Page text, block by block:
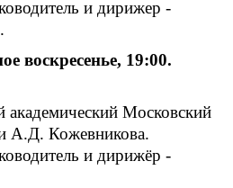
и дирижер -
воскресенье, 19:00.
академический Московский
А.Д. Кожевникова.
и дирижёр -